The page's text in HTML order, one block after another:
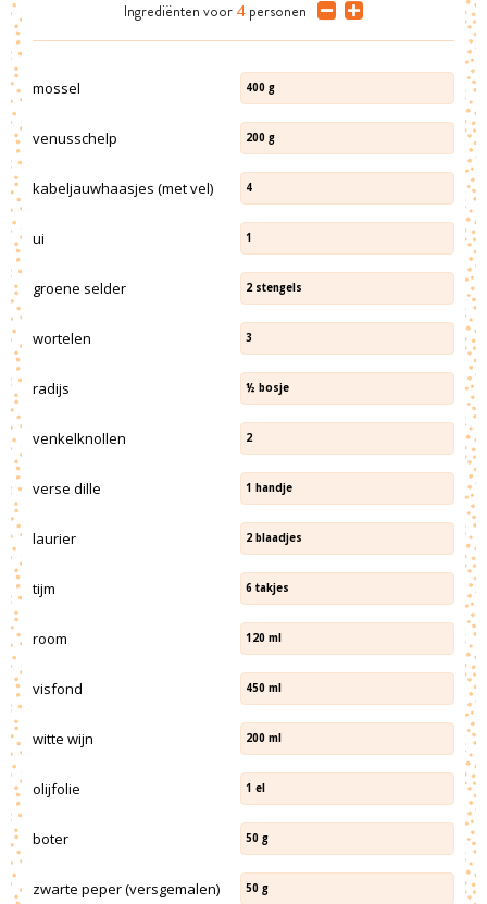
Ingrediënten voor 4 personen
mossel 400 g
venusschelp 200 g
kabeljauwhaasjes (met vel) 4
ui 1
groene selder 2 stengels
wortelen 3
radijs ½ bosje
venkelknollen 2
verse dille 1 handje
laurier 2 blaadjes
tijm 6 takjes
room 120 ml
visfond 450 ml
witte wijn 200 ml
olijfolie 1 el
boter 50 g
zwarte peper (versgemalen) 50 g